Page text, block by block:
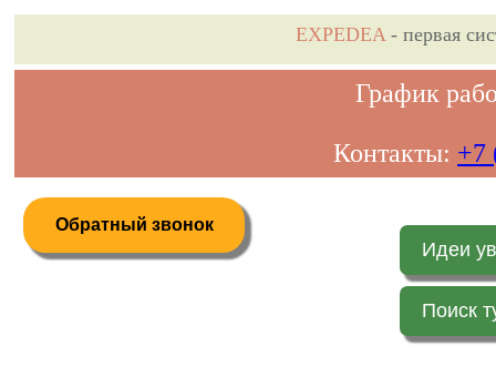
EXPEDEA- первая
График
Контакты: +7
Обратный звонок
Идеи
Поиск